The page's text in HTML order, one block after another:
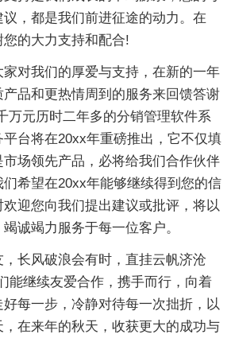
，都是我们前进征途的动力。在
的大力支持和配合!
对我们的厚爱与支持，在新的一年
品和更热情周到的服务来回馈答谢
万元历时二年多的分销管理软件系
台将在20xx年重磅推出，它不仅填
场领先产品，必将给我们合作伙伴
希望在20xx年能够继续得到您的信
迎您向我们提出建议或批评，将以
诚竭力服务于每一位客户。
长风破浪会有时，直挂云帆济沧
能继续友爱合作，携手而行，向着
每一步，冷静对待每一次拙折，以
在来年的秋天，收获更大的成功与